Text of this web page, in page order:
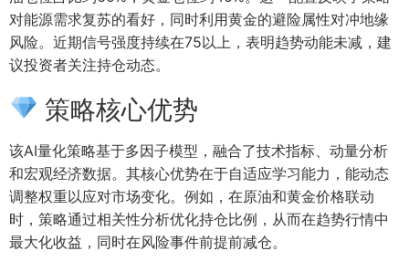
对能源需求复苏的看好，同时利用黄金的避险属性对冲地缘
风险。近期信号强度持续在75以上，表明趋势动能未减，建
议投资者关注持仓动态。
策略核心优势
该AI量化策略基于多因子模型，融合了技术指标、动量分析
和宏观经济数据。其核心优势在于自适应学习能力，能动态
调整权重以应对市场变化。例如，在原油和黄金价格联动
时，策略通过相关性分析优化持仓比例，从而在趋势行情中
最大化收益，同时在风险事件前提前减仓。